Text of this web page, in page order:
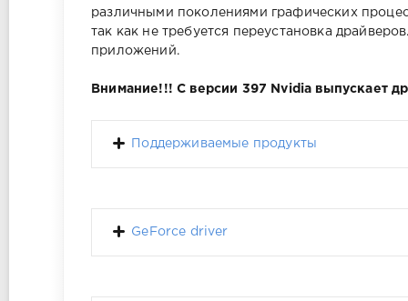
различными поколениями графических
так как не требуется переустановка
приложений.
Внимание!!! С версии 397 Nvidia выпускает
Поддерживаемые продукты
GeForce driver